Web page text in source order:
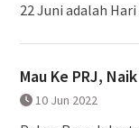
22 Juni adalah
Mau Ke PRJ,
10 Jun 2022